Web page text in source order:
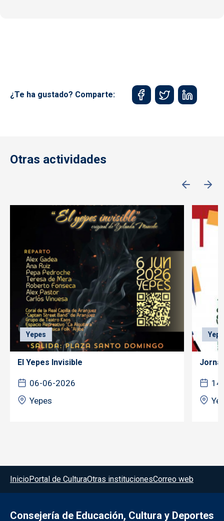
¿Te ha gustado? Comparte:
Otras actividades
Yepes
El Yepes Invisible
06-06-2026
Yepes
Menú del pie
InicioPortal de CulturaOtras institucionesCorreo web
Consejería de Educación, Cultura y Deportes